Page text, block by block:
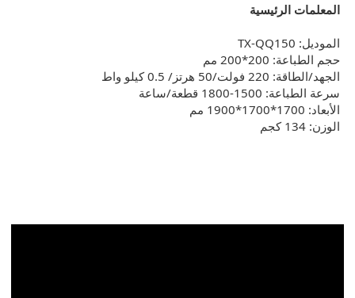
المعلمات الرئيسية
الموديل: TX-QQ150
حجم الطباعة: 200*200 مم
الجهد/الطاقة: 220 فولت/50 هرتز/
0.5 كيلو واط
سرعة الطباعة: 1500-1800 قطعة/ساعة
الأبعاد: 1700*1700*1900 مم
الوزن: 134 كجم